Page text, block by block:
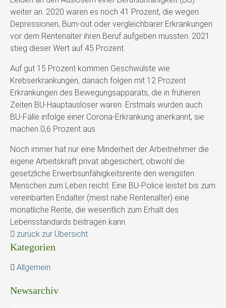
weiter an. 2020 waren es noch 41 Prozent, die wegen
Depressionen, Burn-out oder vergleichbarer Erkrankungen
vor dem Rentenalter ihren Beruf aufgeben mussten. 2021
stieg dieser Wert auf 45 Prozent.
Auf gut 15 Prozent kommen Geschwülste wie
Krebserkrankungen, danach folgen mit 12 Prozent
Erkrankungen des Bewegungsapparats, die in früheren
Zeiten BU-Hauptauslöser waren. Erstmals wurden auch
BU-Fälle infolge einer Corona-Erkrankung anerkannt, sie
machen 0,6 Prozent aus.
Noch immer hat nur eine Minderheit der Arbeitnehmer die
eigene Arbeitskraft privat abgesichert, obwohl die
gesetzliche Erwerbsunfähigkeitsrente den wenigsten
Menschen zum Leben reicht. Eine BU-Police leistet bis zum
vereinbarten Endalter (meist nahe Rentenalter) eine
monatliche Rente, die wesentlich zum Erhalt des
Lebensstandards beitragen kann.
zurück zur Übersicht
Kategorien
Allgemein
Newsarchiv